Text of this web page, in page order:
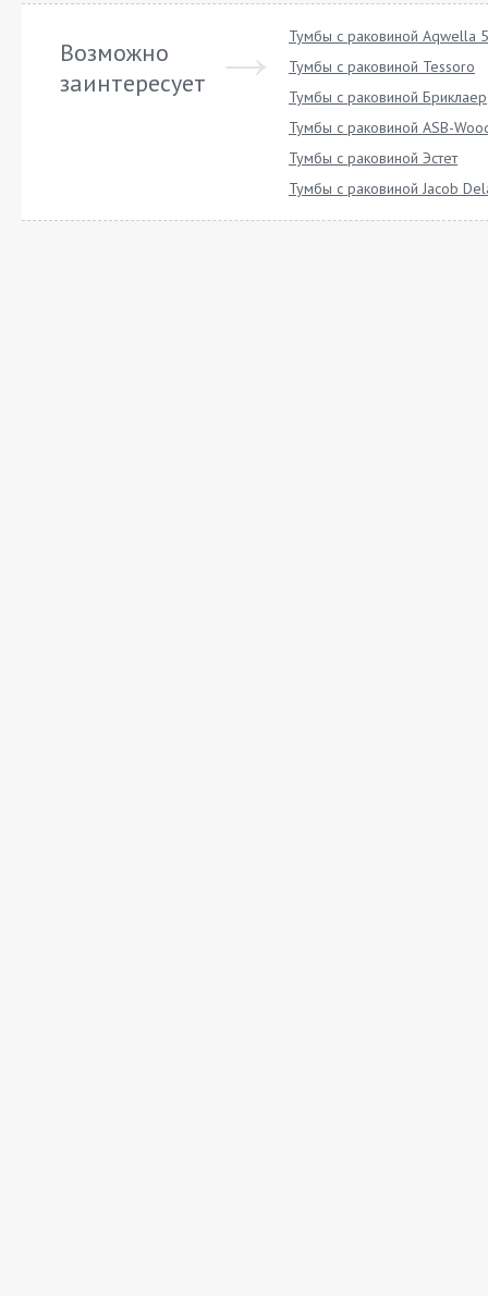
Возможно
заинтересует
Тумбы с раковиной Aqwella
Тумбы с раковиной Tessoro
Тумбы с раковиной Бриклаер
Тумбы с раковиной ASB-
Тумбы с раковиной Эстет
Тумбы с раковиной Jacob